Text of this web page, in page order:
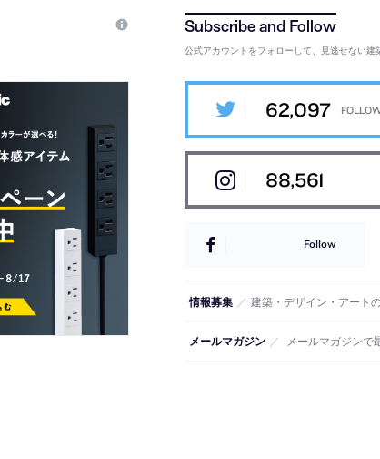
公式アカウントをフォローして、見逃せない建
62,097
88,561
Follow
情報募集 ／ 建築・デザイン・アート
メールマガジン ／ メールマガジンで